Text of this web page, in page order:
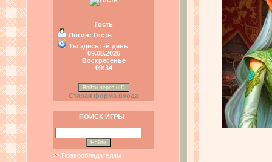
Гость
Логин: Гость
Ты здесь: -й день
09.08.2026
Воскресенье
09:34
Войти через uID
Старая форма входа
ПОИСК ИГРЫ
Правообладателям !